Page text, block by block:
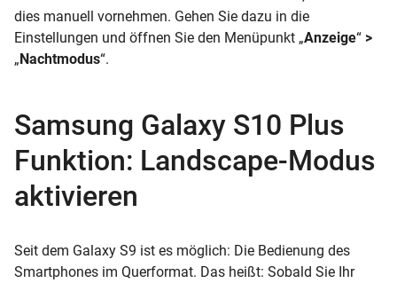
dies manuell vornehmen. Gehen Sie dazu in die
Einstellungen und öffnen Sie den Menüpunkt „Anzeige“ >
„Nachtmodus“.
Samsung Galaxy S10 Plus
Funktion: Landscape-Modus
aktivieren
Seit dem Galaxy S9 ist es möglich: Die Bedienung des
Smartphones im Querformat. Das heißt: Sobald Sie Ihr